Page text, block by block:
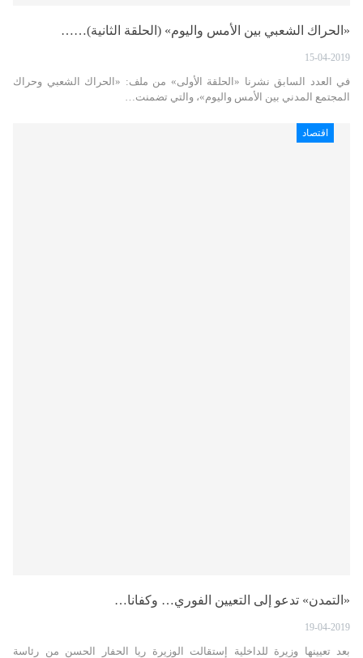
«الحراك الشعبي بين الأمس واليوم» (الحلقة الثانية)……
15-04-2019
في العدد السابق نشرنا «الحلقة الأولى» من ملف: «الحراك الشعبي وحراك
المجتمع المدني بين الأمس واليوم»، والتي تضمنت…
اقتصاد
«التمدن» تدعو إلى التعيين الفوري… وكفانا…
19-04-2019
بعد تعيينها وزيرة للداخلية إستقالت الوزيرة ريا الحفار الحسن من رئاسة